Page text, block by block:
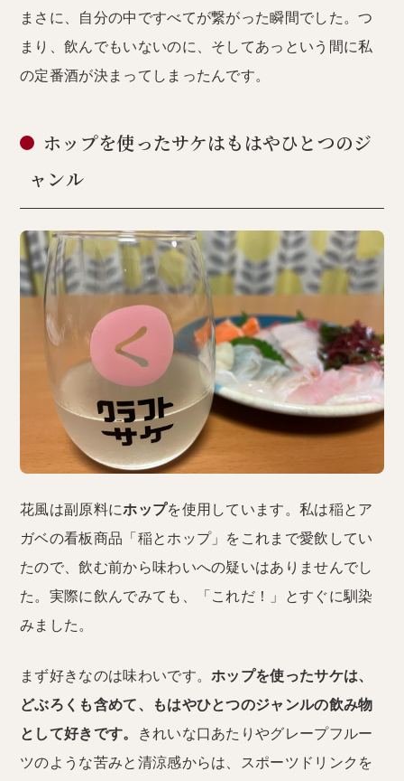
まさに、自分の中ですべてが繋がった瞬間でした。つ
まり、飲んでもいないのに、そしてあっという間に私
の定番酒が決まってしまったんです。
ホップを使ったサケはもはやひとつのジ
ャンル
花風は副原料にホップを使用しています。私は稲とア
ガベの看板商品「稲とホップ」をこれまで愛飲してい
たので、飲む前から味わいへの疑いはありませんでし
た。実際に飲んでみても、「これだ！」とすぐに馴染
みました。
まず好きなのは味わいです。ホップを使ったサケは、
どぶろくも含めて、もはやひとつのジャンルの飲み物
として好きです。
きれいな口あたりやグレープフルー
ツのような苦みと清涼感からは、スポーツドリンクを